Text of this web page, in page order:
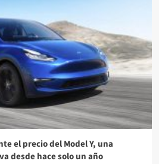
el precio del Model Y, una
desde hace solo un año